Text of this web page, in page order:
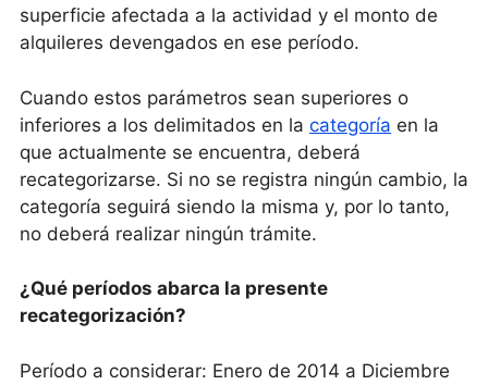
superficie afectada a la actividad y el monto de
alquileres devengados en ese período.
Cuando estos parámetros sean superiores o
inferiores a los delimitados en la categoría en la
que actualmente se encuentra, deberá
recategorizarse. Si no se registra ningún cambio, la
categoría seguirá siendo la misma y, por lo tanto,
no deberá realizar ningún trámite.
¿Qué períodos abarca la presente
recategorización?
Período a considerar: Enero de 2014 a Diciembre